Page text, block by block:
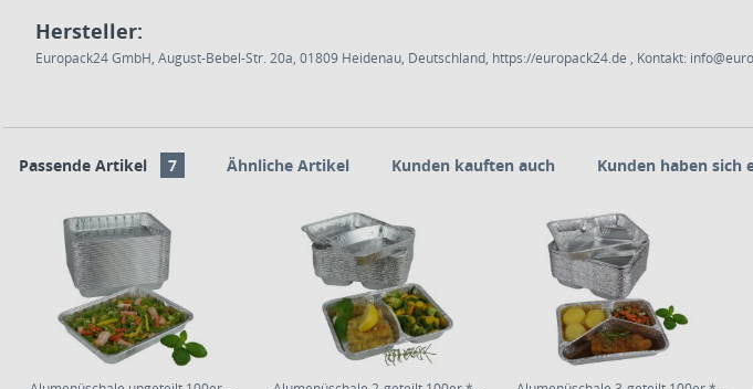
Hersteller:
Europack24 GmbH, August-Bebel-Str. 20a, 01809 Heidenau, Deutschland, https://europack24.de , Kontakt:
Passende Artikel 7 Ähnliche Artikel Kunden kauften auch Kunden haben sich